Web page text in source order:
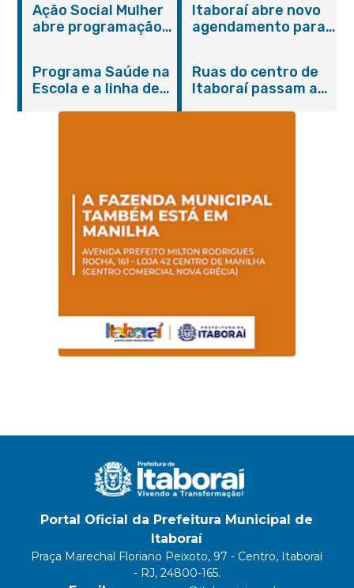
Ação Social Mulher
abre programação
serviços gratuitos e
orientações
Itaboraí abre novo
agendamento para
Programa Saúde na
Escola e a linha de
Magalhães Seabra
Ruas do centro de
Itaboraí passam a
Portal Oficial da Prefeitura Municipal de
Itaboraí
Praça Marechal Floriano Peixoto, 97 - Centro, Itaboraí
- RJ, 24800-165.